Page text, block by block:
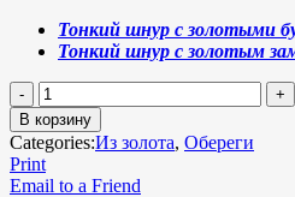
Тонкий шнур с золотыми
Тонкий шнур с золотым
В корзину
Categories:Из золота, Обереги
Print
Email to a Friend